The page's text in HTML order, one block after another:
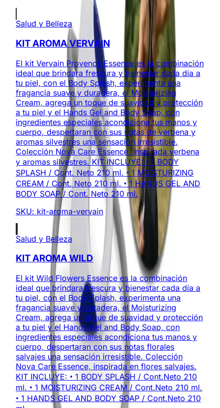
Salud y Belleza
KIT AROMA VERVAIN
El kit Vervain Provence Essence es la combinación
ideal que brindara frescura y bienestar cada día a
tu piel, con el Body Splash, experimenta una
fragancia suave y duradera, el Moisturizing
Cream, agrega un toque de suavidad y protección
a tu piel y el Hands Gel and Body Soap, con
ingredientes especiales acondiciona tus manos y
cuerpo, despertaran con sus notas de verbena y
aromas silvestres una sensación irresistible.
Colección Nova Care Essence, inspirada verbena
y aromas silvestres. KIT INCLUYE: • 1 BODY
SPLASH / Cont. Neto 210 ml. • 1 MOISTURIZING
CREAM / Cont. Neto 210 ml. • 1 HANDS GEL AND
BODY SOAP / Cont. Neto 210 ml.
SKU: kit-aroma-vervain
Salud y Belleza
KIT AROMA WILD
El kit Wild Flowers Essence es la combinación
ideal que brindara frescura y bienestar cada día a
tu piel, con el Body Splash, experimenta una
fragancia suave y duradera, el Moisturizing
Cream, agrega un toque de suavidad y protección
a tu piel y el Hands Gel and Body Soap, con
ingredientes especiales acondiciona tus manos y
cuerpo, despertaran con sus notas florales
salvajes una sensación irresistible. Colección
Nova Care Essence, inspirada en flores salvajes.
KIT INCLUYE: • 1 BODY SPLASH / Cont.Neto 210
ml. • 1 MOISTURIZING CREAM / Cont.Neto 210 ml.
• 1 HANDS GEL AND BODY SOAP / Cont.Neto 210